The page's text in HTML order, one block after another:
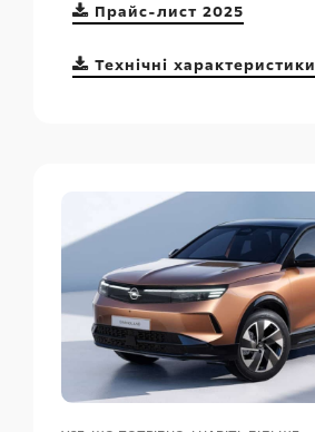
Прайс-лист 2025
Технічні характеристики